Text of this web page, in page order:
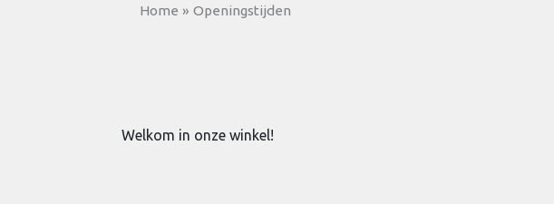
Home » Openingstijden
Welkom in onze winkel!